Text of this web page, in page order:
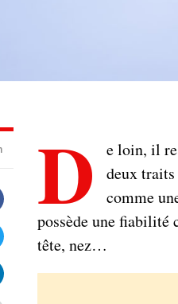
D
e loin, il
deux
comme
possède une fiabilité
tête, nez…